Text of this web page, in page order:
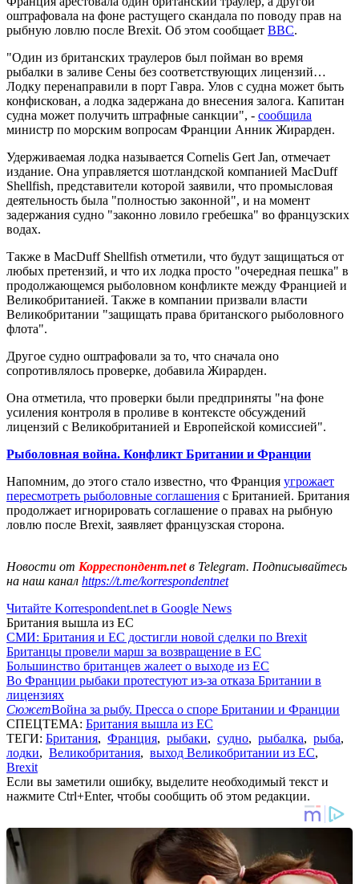
оштрафовала на фоне растущего скандала по поводу прав на
рыбную ловлю после Brexit. Об этом сообщает BBC.
"Один из британских траулеров был пойман во время
рыбалки в заливе Сены без соответствующих лицензий…
Лодку перенаправили в порт Гавра. Улов с судна может быть
конфискован, а лодка задержана до внесения залога. Капитан
судна может получить штрафные санкции", - сообщила
министр по морским вопросам Франции Анник Жирарден.
Удерживаемая лодка называется Cornelis Gert Jan, отмечает
издание. Она управляется шотландской компанией MacDuff
Shellfish, представители которой заявили, что промысловая
деятельность была "полностью законной", и на момент
задержания судно "законно ловило гребешка" во французских
водах.
Также в MacDuff Shellfish отметили, что будут защищаться от
любых претензий, и что их лодка просто "очередная пешка" в
продолжающемся рыболовном конфликте между Францией и
Великобританией. Также в компании призвали власти
Великобритании "защищать права британского рыболовного
флота".
Другое судно оштрафовали за то, что сначала оно
сопротивлялось проверке, добавила Жирарден.
Она отметила, что проверки были предприняты "на фоне
усиления контроля в проливе в контексте обсуждений
лицензий с Великобританией и Европейской комиссией".
Рыболовная война. Конфликт Британии и Франции
Напомним, до этого стало известно, что Франция угрожает
пересмотреть рыболовные соглашения с Британией. Британия
продолжает игнорировать соглашение о правах на рыбную
ловлю после Brexit, заявляет французская сторона.
Новости от Корреспондент.netв Telegram. Подписывайтесь
на наш канал https://t.me/korrespondentnet
Читайте Korrespondent.net в Google News
Британия вышла из ЕС
СМИ: Британия и ЕС достигли новой сделки по Brexit
Британцы провели марш за возвращение в ЕС
Большинство британцев жалеет о выходе из ЕС
Во Франции рыбаки протестуют из-за отказа Британии в
лицензиях
СюжетВойна за рыбу. Пресса о споре Британии и Франции
СПЕЦТЕМА: Британия вышла из ЕС
ТЕГИ: Британия, Франция, рыбаки, судно, рыбалка, рыба,
лодки, Великобритания, выход Великобритании из ЕС,
Brexit
Если вы заметили ошибку, выделите необходимый текст и
нажмите Ctrl+Enter, чтобы сообщить об этом редакции.